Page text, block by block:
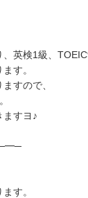
英検1級、
す。
すので、
ますヨ♪
す。